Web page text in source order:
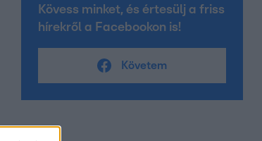
Kövess minket, és értesülj a friss
hírekről a Facebookon is!
Követem